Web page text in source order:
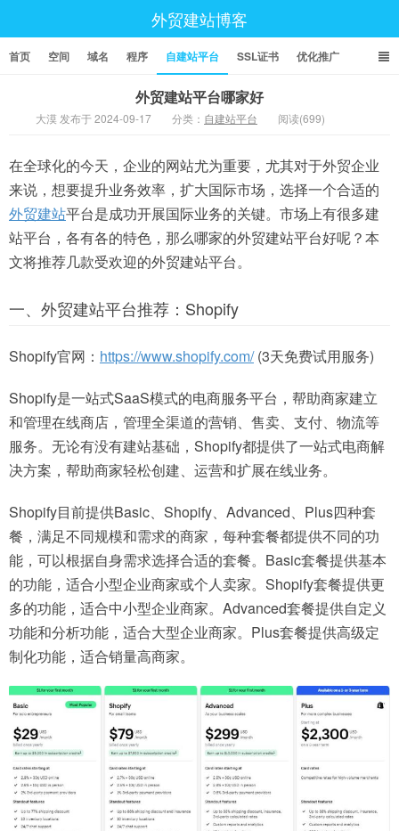
外贸建站博客
首页 空间 域名 程序 自建站平台 SSL证书 优化推广
外贸建站平台哪家好
大漠 发布于 2024-09-17 分类： 自建站平台 阅读(699)
在全球化的今天，企业的网站尤为重要，尤其对于外贸企业
来说，想要提升业务效率，扩大国际市场，选择一个合适的
外贸建站平台是成功开展国际业务的关键。市场上有很多建
站平台，各有各的特色，那么哪家的外贸建站平台好呢？本
文将推荐几款受欢迎的外贸建站平台。
一、外贸建站平台推荐：Shopify
Shopify官网： https://www.shopify.com/(3天免费试用服务)
Shopify是一站式SaaS模式的电商服务平台，帮助商家建立
和管理在线商店，管理全渠道的营销、售卖、支付、物流等
服务。无论有没有建站基础，Shopify都提供了一站式电商解
决方案，帮助商家轻松创建、运营和扩展在线业务。
Shopify目前提供Basic、Shopify、Advanced、Plus四种套
餐，满足不同规模和需求的商家，每种套餐都提供不同的功
能，可以根据自身需求选择合适的套餐。Basic套餐提供基本
的功能，适合小型企业商家或个人卖家。Shopify套餐提供更
多的功能，适合中小型企业商家。Advanced套餐提供自定义
功能和分析功能，适合大型企业商家。Plus套餐提供高级定
制化功能，适合销量高商家。